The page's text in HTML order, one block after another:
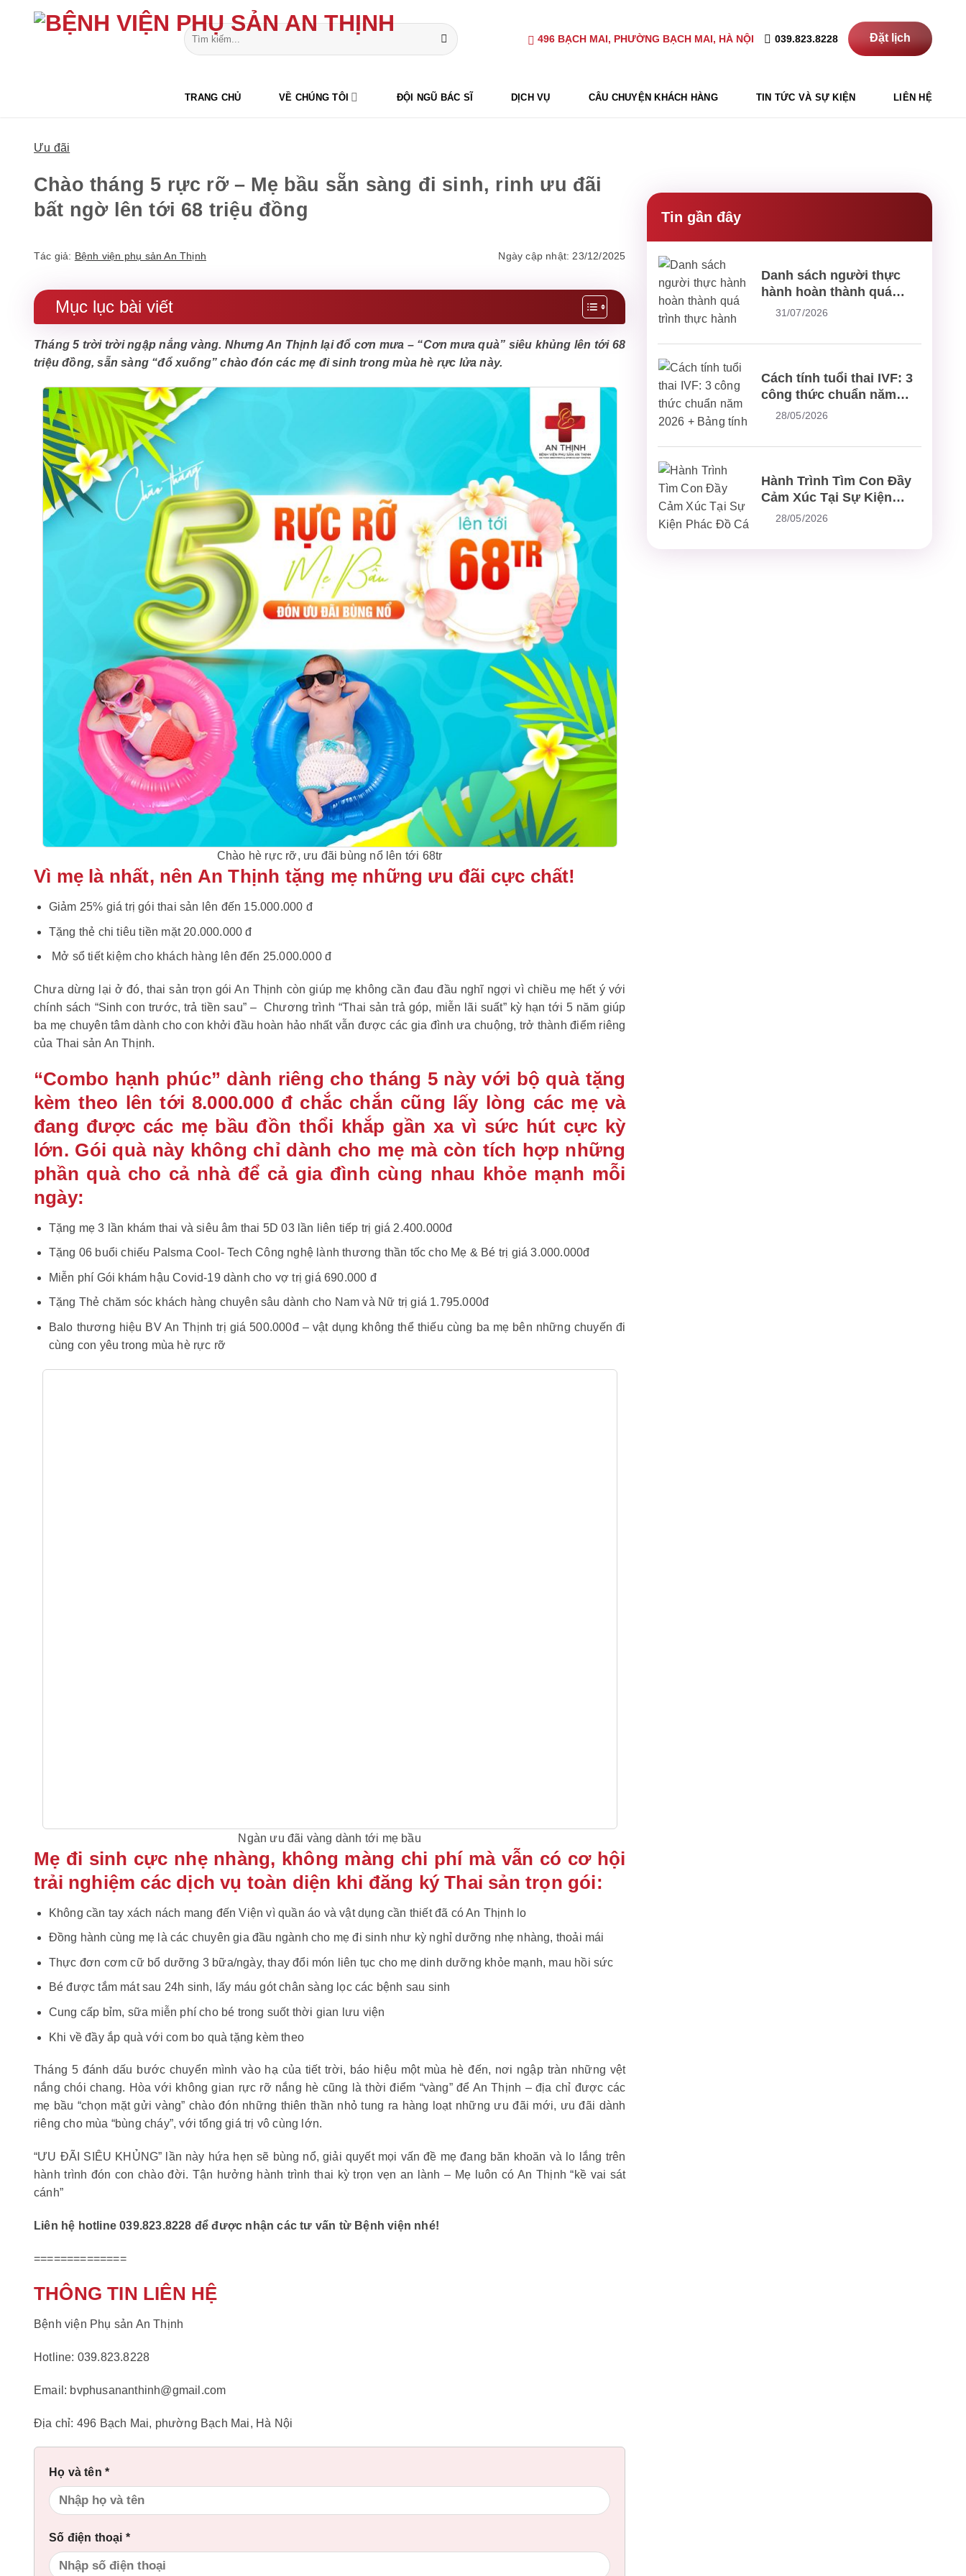
496 BẠCH MAI, PHƯỜNG BẠCH MAI, HÀ NỘI 039.823.8228 Đặt lịch
TRANG CHỦ VỀ CHÚNG TÔI ĐỘI NGŨ BÁC SĨ DỊCH VỤ CÂU CHUYỆN KHÁCH HÀNG TIN TỨC VÀ SỰ KIỆN LIÊN HỆ
Ưu đãi
Chào tháng 5 rực rỡ – Mẹ bầu sẵn sàng đi sinh, rinh ưu đãi
bất ngờ lên tới 68 triệu đồng
Tác giả: Bệnh viện phụ sản An Thịnh Ngày cập nhật: 23/12/2025
Mục lục bài viết
Tháng 5 trời trời ngập nắng vàng. Nhưng An Thịnh lại đổ cơn mưa – “Cơn mưa quà” siêu khủng lên tới 68
triệu đồng, sẵn sàng “đổ xuống” chào đón các mẹ đi sinh trong mùa hè rực lửa này.
Chào hè rực rỡ, ưu đãi bùng nổ lên tới 68tr
Vì mẹ là nhất, nên An Thịnh tặng mẹ những ưu đãi cực chất!
Giảm 25% giá trị gói thai sản lên đến 15.000.000 đ
Tặng thẻ chi tiêu tiền mặt 20.000.000 đ
Mở sổ tiết kiệm cho khách hàng lên đến 25.000.000 đ
Chưa dừng lại ở đó, thai sản trọn gói An Thịnh còn giúp mẹ không cần đau đầu nghĩ ngợi vì chiều mẹ hết ý với
chính sách “Sinh con trước, trả tiền sau” – Chương trình “Thai sản trả góp, miễn lãi suất” kỳ hạn tới 5 năm giúp
ba mẹ chuyên tâm dành cho con khởi đầu hoàn hảo nhất vẫn được các gia đình ưa chuộng, trở thành điểm riêng
của Thai sản An Thịnh.
“Combo hạnh phúc” dành riêng cho tháng 5 này với bộ quà tặng
kèm theo lên tới 8.000.000 đ chắc chắn cũng lấy lòng các mẹ và
đang được các mẹ bầu đồn thổi khắp gần xa vì sức hút cực kỳ
lớn. Gói quà này không chỉ dành cho mẹ mà còn tích hợp những
phần quà cho cả nhà để cả gia đình cùng nhau khỏe mạnh mỗi
ngày:
Tặng mẹ 3 lần khám thai và siêu âm thai 5D 03 lần liên tiếp trị giá 2.400.000đ
Tặng 06 buổi chiếu Palsma Cool- Tech Công nghệ lành thương thần tốc cho Mẹ & Bé trị giá 3.000.000đ
Miễn phí Gói khám hậu Covid-19 dành cho vợ trị giá 690.000 đ
Tặng Thẻ chăm sóc khách hàng chuyên sâu dành cho Nam và Nữ trị giá 1.795.000đ
Balo thương hiệu BV An Thịnh trị giá 500.000đ – vật dụng không thể thiếu cùng ba mẹ bên những chuyến đi
cùng con yêu trong mùa hè rực rỡ
Ngàn ưu đãi vàng dành tới mẹ bầu
Mẹ đi sinh cực nhẹ nhàng, không màng chi phí mà vẫn có cơ hội
trải nghiệm các dịch vụ toàn diện khi đăng ký Thai sản trọn gói:
Không cần tay xách nách mang đến Viện vì quần áo và vật dụng cần thiết đã có An Thịnh lo
Đồng hành cùng mẹ là các chuyên gia đầu ngành cho mẹ đi sinh như kỳ nghỉ dưỡng nhẹ nhàng, thoải mái
Thực đơn cơm cữ bổ dưỡng 3 bữa/ngày, thay đổi món liên tục cho mẹ dinh dưỡng khỏe mạnh, mau hồi sức
Bé được tắm mát sau 24h sinh, lấy máu gót chân sàng lọc các bệnh sau sinh
Cung cấp bỉm, sữa miễn phí cho bé trong suốt thời gian lưu viện
Khi về đầy ắp quà với com bo quà tặng kèm theo
Tháng 5 đánh dấu bước chuyển mình vào hạ của tiết trời, báo hiệu một mùa hè đến, nơi ngập tràn những vệt
nắng chói chang. Hòa với không gian rực rỡ nắng hè cũng là thời điểm “vàng” để An Thịnh – địa chỉ được các
mẹ bầu “chọn mặt gửi vàng” chào đón những thiên thần nhỏ tung ra hàng loạt những ưu đãi mới, ưu đãi dành
riêng cho mùa “bùng cháy”, với tổng giá trị vô cùng lớn.
“ƯU ĐÃI SIÊU KHỦNG” lần này hứa hẹn sẽ bùng nổ, giải quyết mọi vấn đề mẹ đang băn khoăn và lo lắng trên
hành trình đón con chào đời. Tận hưởng hành trình thai kỳ trọn vẹn an lành – Mẹ luôn có An Thịnh “kề vai sát
cánh”
Liên hệ hotline 039.823.8228 để được nhận các tư vấn từ Bệnh viện nhé!
==============
THÔNG TIN LIÊN HỆ
Bệnh viện Phụ sản An Thịnh
Hotline: 039.823.8228
Email: bvphusananthinh@gmail.com
Địa chỉ: 496 Bạch Mai, phường Bạch Mai, Hà Nội
Họ và tên *
Số điện thoại *
Tin gần đây
Danh sách người thực
hành hoàn thành quá
trình thực hành khám
31/07/2026
Cách tính tuổi thai IVF: 3
công thức chuẩn năm
2026 + Bảng tính nhanh
28/05/2026
Hành Trình Tìm Con Đầy
Cảm Xúc Tại Sự Kiện
Phác Đồ Cá Thể Hóa IVF
28/05/2026